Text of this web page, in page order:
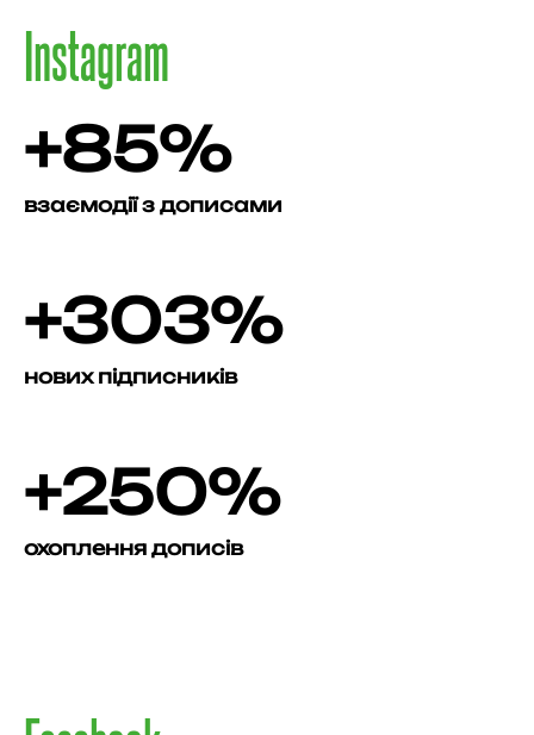
Instagram
+85%
взаємодії з дописами
+303%
нових підписників
+250%
охоплення дописів